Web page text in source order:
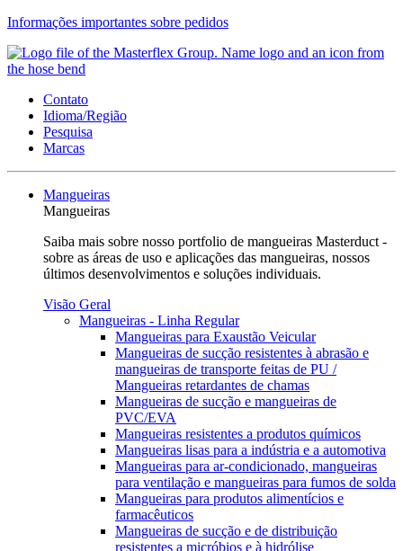
Informações importantes sobre pedidos
Contato
Idioma/Região
Pesquisa
Marcas
Mangueiras
Mangueiras
Saiba mais sobre nosso portfolio de mangueiras Masterduct -
sobre as áreas de uso e aplicações das mangueiras, nossos
últimos desenvolvimentos e soluções individuais.
Visão Geral
Mangueiras - Linha Regular
Mangueiras para Exaustão Veicular
Mangueiras de sucção resistentes à abrasão e
mangueiras de transporte feitas de PU /
Mangueiras retardantes de chamas
Mangueiras de sucção e mangueiras de
PVC/EVA
Mangueiras resistentes a produtos químicos
Mangueiras lisas para a indústria e a automotiva
Mangueiras para ar-condicionado, mangueiras
para ventilação e mangueiras para fumos de solda
Mangueiras para produtos alimentícios e
farmacêuticos
Mangueiras de sucção e de distribuição
resistentes a micróbios e à hidrólise